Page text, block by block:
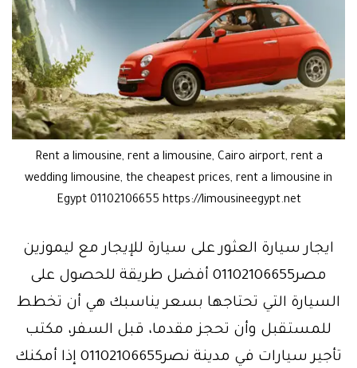
Rent a limousine, rent a limousine, Cairo airport, rent a
wedding limousine, the cheapest prices, rent a limousine in
Egypt 01102106655 https://limousineegypt.net
ايجار سيارة العثور على سيارة للإيجار مع ليموزين
مصر01102106655 أفضل طريقة للحصول على
السيارة التي تحتاجها بسعر يناسبك هي أن تخطط
للمستقبل وأن تحجز مقدما، قبل السفر، مكتب
تأجير سيارات في مدينة نصر01102106655 إذا أمكنك